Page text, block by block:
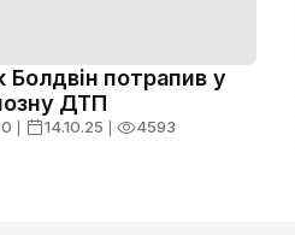
Болдвін потрапив у
ДТП
❘ 14.10.25 ❘ 4593